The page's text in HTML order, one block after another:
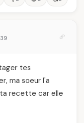
tes
ma soeur l'a
ta recette car elle